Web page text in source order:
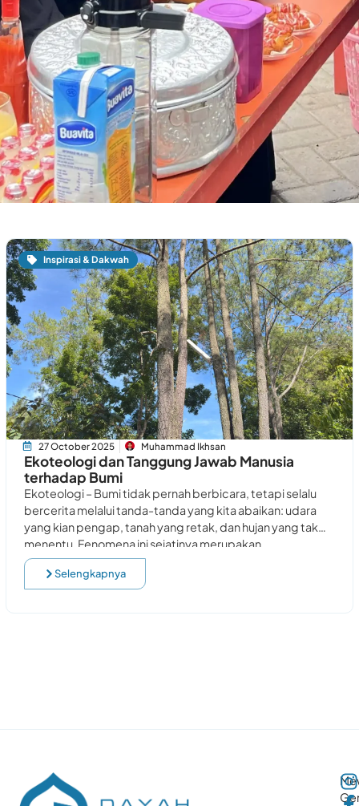
Inspirasi & Dakwah
27 October 2025 Muhammad Ikhsan
Ekoteologi dan Tanggung Jawab Manusia
terhadap Bumi
Ekoteologi – Bumi tidak pernah berbicara, tetapi selalu
bercerita melalui tanda-tanda yang kita abaikan: udara
yang kian pengap, tanah yang retak, dan hujan yang tak
menentu. Fenomena ini sejatinya merupakan
Selengkapnya